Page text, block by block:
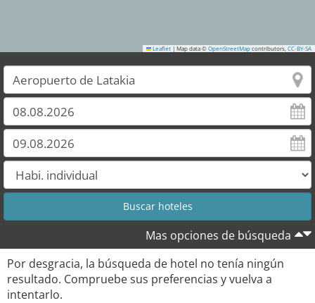
Leaflet | Map data © OpenStreetMap contributors, CC-BY-SA
Mas opciones de búsqueda
Por desgracia, la búsqueda de hotel no tenía ningún
resultado. Compruebe sus preferencias y vuelva a
intentarlo.